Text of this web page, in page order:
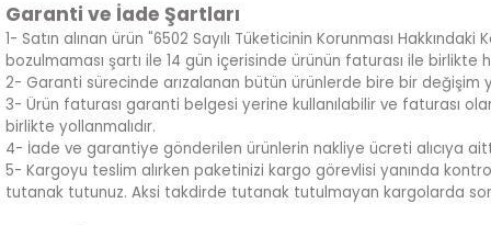
Garanti ve İade Şartları
1- Satın alınan ürün "6502 Sayılı Tüketicinin Korunması
bozulmaması şartı ile 14 gün içerisinde ürünün faturası ile
2- Garanti sürecinde arızalanan bütün ürünlerde bire bir değişim
3- Ürün faturası garanti belgesi yerine kullanılabilir ve faturası
birlikte yollanmalıdır.
4- İade ve garantiye gönderilen ürünlerin nakliye ücreti alıcıya
5- Kargoyu teslim alırken paketinizi kargo görevlisi yanında
tutanak tutunuz. Aksi takdirde tutanak tutulmayan kargolarda